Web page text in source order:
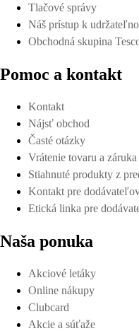
Tlačové správy
Náš prístup k
Obchodná skupina
Pomoc a kontakt
Kontakt
Nájsť obchod
Časté otázky
Vrátenie tovaru a záruka
Stiahnuté produkty z
Kontakt pre
Etická linka pre
Naša ponuka
Akciové letáky
Online nákupy
Clubcard
Akcie a súťaže